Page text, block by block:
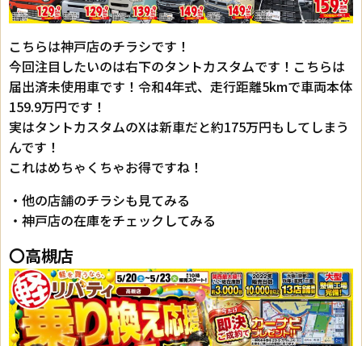
こちらは神戸店のチラシです！
今回注目したいのは右下のタントカスタムです！こちらは
届出済未使用車です！令和4年式、走行距離5kmで車両本体
159.9万円です！
実はタントカスタムのXは新車だと約175万円もしてしまう
んです！
これはめちゃくちゃお得ですね！
・他の店舗のチラシも見てみる
・神戸店の在庫をチェックしてみる
〇高槻店